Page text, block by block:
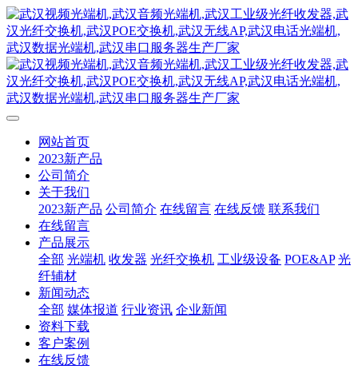
网站首页
2023新产品
公司简介
关于我们
2023新产品 公司简介 在线留言 在线反馈 联系我们
在线留言
产品展示
全部 光端机 收发器 光纤交换机 工业级设备 POE&AP 光
纤辅材
新闻动态
全部 媒体报道 行业资讯 企业新闻
资料下载
客户案例
在线反馈